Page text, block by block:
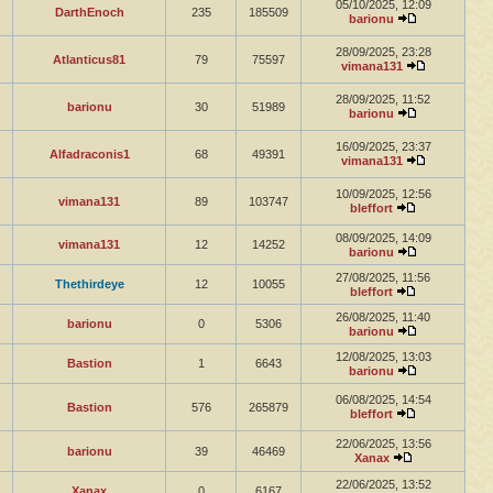
DarthEnoch 235 185509
05/10/2025, 12:09
barionu
Atlanticus81 79 75597
28/09/2025, 23:28
vimana131
barionu 30 51989
28/09/2025, 11:52
barionu
Alfadraconis1 68 49391
16/09/2025, 23:37
vimana131
vimana131 89 103747
10/09/2025, 12:56
bleffort
vimana131 12 14252
08/09/2025, 14:09
barionu
Thethirdeye 12 10055
27/08/2025, 11:56
bleffort
barionu 0 5306
26/08/2025, 11:40
barionu
Bastion 1 6643
12/08/2025, 13:03
barionu
Bastion 576 265879
06/08/2025, 14:54
bleffort
barionu 39 46469
22/06/2025, 13:56
Xanax
22/06/2025, 13:52